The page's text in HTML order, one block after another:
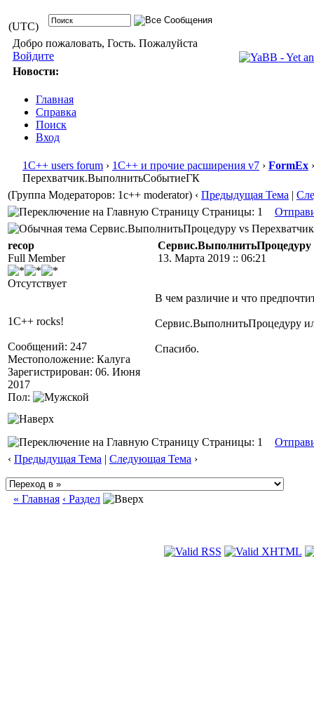
(UTC)
Добро пожаловать, Гость. Пожалуйста
Войдите
Новости:
Главная
Справка
Поиск
Вход
1С++ users forum › 1С++ и прочие расширения v7 › FormEx
Перехватчик.ВыполнитьСобытиеГК
(Группа Модераторов: 1c++ moderator) ‹ Предыдущая Тема |
Страницы: 1
Сервис.ВыполнитьПроцедуру vs
recop
Full Member
Отсутствует
1C++ rocks!
Сообщений: 247
Местоположение: Калуга
Зарегистрирован: 06. Июня
2017
Пол:
13. Марта 2019 :: 06:21
В чем различие и что
Сервис.ВыполнитьПроцедуру
Спасибо.
Страницы: 1
‹ Предыдущая Тема | Следующая Тема ›
« Главная ‹ Раздел